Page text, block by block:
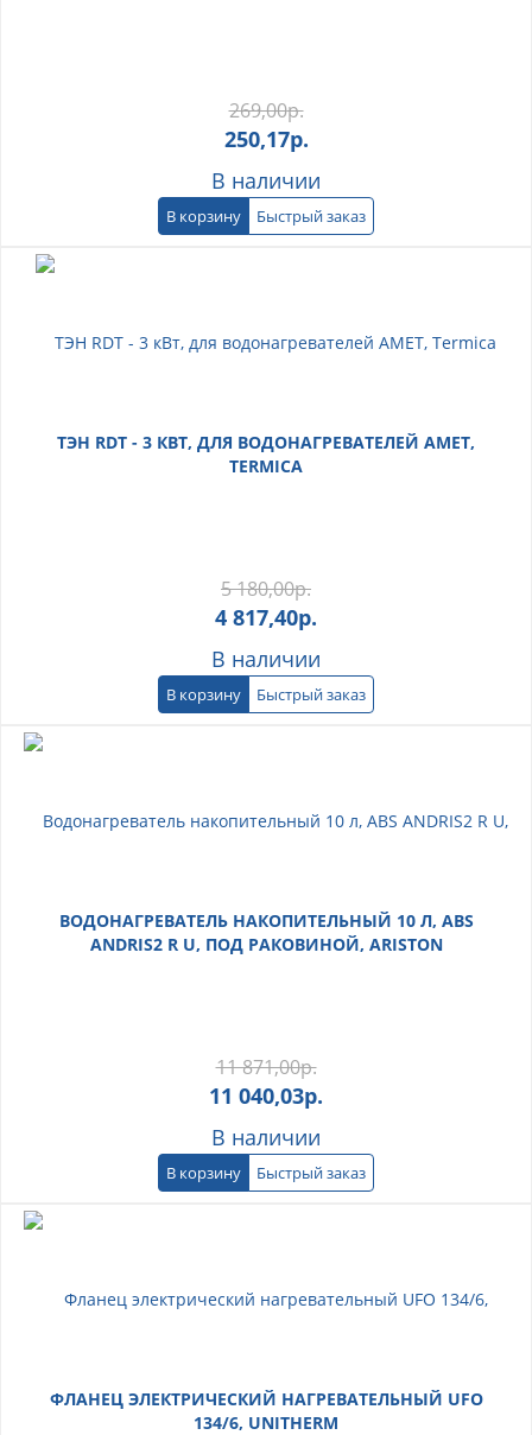
269,00р.
250,17р.
В наличии
В корзину Быстрый заказ
ТЭН RDT - 3 КВТ, ДЛЯ ВОДОНАГРЕВАТЕЛЕЙ AMET,
TERMICA
5 180,00р.
4 817,40р.
В наличии
В корзину Быстрый заказ
ВОДОНАГРЕВАТЕЛЬ НАКОПИТЕЛЬНЫЙ 10 Л, ABS
ANDRIS2 R U, ПОД РАКОВИНОЙ, ARISTON
11 871,00р.
11 040,03р.
В наличии
В корзину Быстрый заказ
ФЛАНЕЦ ЭЛЕКТРИЧЕСКИЙ НАГРЕВАТЕЛЬНЫЙ UFO
134/6, UNITHERM